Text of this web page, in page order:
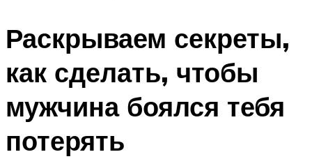
Раскрываем секреты,
как сделать, чтобы
мужчина боялся тебя
потерять